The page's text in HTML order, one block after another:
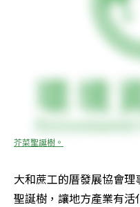
芥菜聖誕樹。
大和蔗工的厝發展協會
聖誕樹，讓地方產業有